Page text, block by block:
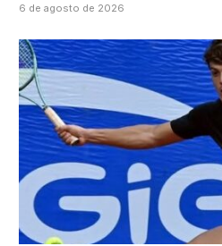
6 de agosto de 2026